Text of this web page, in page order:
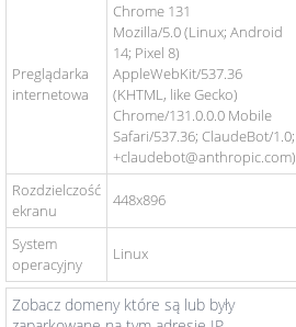
Preglądarka
internetowa
Chrome 131
Mozilla/5.0 (Linux; Android
14; Pixel 8)
AppleWebKit/537.36
(KHTML, like Gecko)
Chrome/131.0.0.0 Mobile
Safari/537.36; ClaudeBot/1.0;
+claudebot@anthropic.com)
Rozdzielczość
ekranu
448x896
System
operacyjny
Linux
Zobacz domeny które są lub były